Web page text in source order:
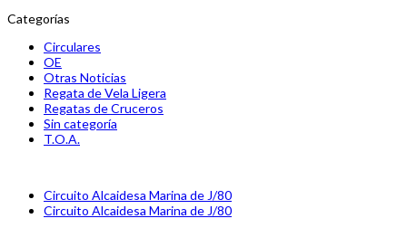
Categorías
Circulares
OE
Otras Noticias
Regata de Vela Ligera
Regatas de Cruceros
Sin categoría
T.O.A.
previous
post:
Circuito Alcaidesa Marina de J/80
next
Circuito Alcaidesa Marina de J/80